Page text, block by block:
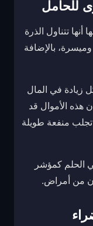
للحامل
تتناول الذرة
بالإضافة
زيادة في المال
هذه الأموال قد
منفعة طويلة
الحلم كمؤشر
من أمراض.